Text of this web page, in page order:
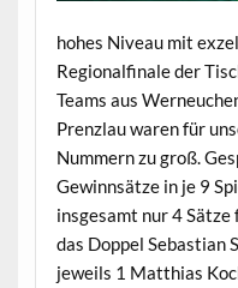
hohes Niveau mit
Regionalfinale der
Teams aus
Prenzlau waren für
Nummern zu groß.
Gewinnsätze in je 9
insgesamt nur 4
das Doppel Sebastian
jeweils 1 Matthias